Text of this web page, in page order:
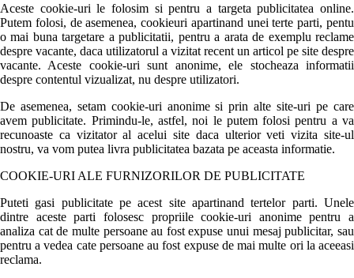
Aceste cookie-uri le folosim si pentru a targeta publicitatea online.
Putem folosi, de asemenea, cookieuri apartinand unei terte parti, pentu
o mai buna targetare a publicitatii, pentru a arata de exemplu reclame
despre vacante, daca utilizatorul a vizitat recent un articol pe site despre
vacante. Aceste cookie-uri sunt anonime, ele stocheaza informatii
despre contentul vizualizat, nu despre utilizatori.
De asemenea, setam cookie-uri anonime si prin alte site-uri pe care
avem publicitate. Primindu-le, astfel, noi le putem folosi pentru a va
recunoaste ca vizitator al acelui site daca ulterior veti vizita site-ul
nostru, va vom putea livra publicitatea bazata pe aceasta informatie.
COOKIE-URI ALE FURNIZORILOR DE PUBLICITATE
Puteti gasi publicitate pe acest site apartinand tertelor parti. Unele
dintre aceste parti folosesc propriile cookie-uri anonime pentru a
analiza cat de multe persoane au fost expuse unui mesaj publicitar, sau
pentru a vedea cate persoane au fost expuse de mai multe ori la aceeasi
reclama.